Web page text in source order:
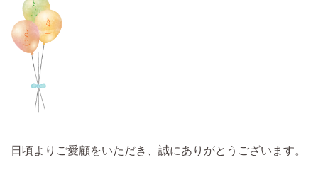
日頃よりご愛顧をいただき、誠にありがとうございます。